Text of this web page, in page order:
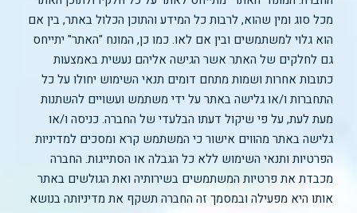
מכל סוג ומין שהוא, לרבות כל המידע והתוכן הכלול באתר, בין אם
הוא גלוי למשתמשים ובין אם לאו. כמו כן, המונח "האתר" יתייחס
גם לחלקים של האתר אשר הגישה אליהם נעשית באמצעות
כתובות אחרות ושמות מתחם דומים תנאי השימוש יחולו על כל
התחברות ו/או גלישה באתר על ידי משתמש ועשויים להשתנות
מעת לעת, על פי שיקול דעתו הבלעדי של החברה. כניסה ו/או
גלישה באתר מהווים אישור כי המשתמש קרא ומסכים למדיניות
הפרטיות ותנאי השימוש ללא כל הגבלה או הסתייגות. החברה
מכבדת את פרטיות המשתמשים בשירותיה ואת הגולשים באתר
אותו היא מפעילה ובמסמך זה החברה תשקף את מדיניותה בנושא